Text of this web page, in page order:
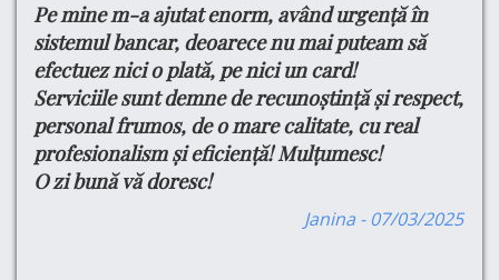
Pe mine m-a ajutat enorm, având urgență în
sistemul bancar, deoarece nu mai puteam să
efectuez nici o plată, pe nici un card!
Serviciile sunt demne de recunoștință și respect,
personal frumos, de o mare calitate, cu real
profesionalism și eficiență! Mulțumesc!
O zi bună vă doresc!
Janina - 07/03/2025